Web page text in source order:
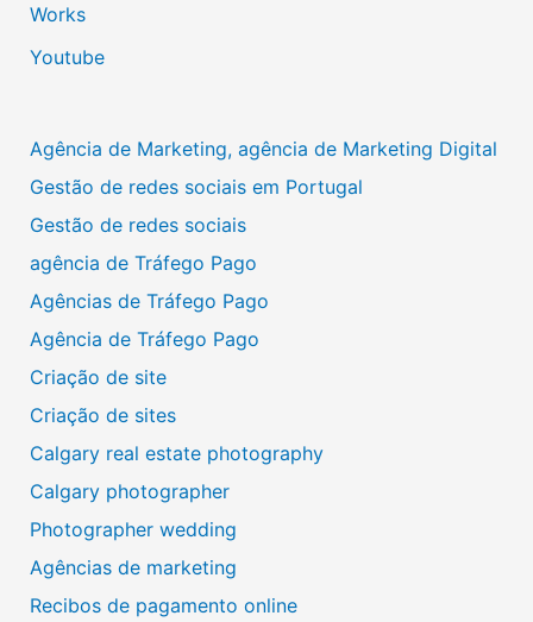
Works
Youtube
Agência de Marketing, agência de Marketing Digital
Gestão de redes sociais em Portugal
Gestão de redes sociais
agência de Tráfego Pago
Agências de Tráfego Pago
Agência de Tráfego Pago
Criação de site
Criação de sites
Calgary real estate photography
Calgary photographer
Photographer wedding
Agências de marketing
Recibos de pagamento online